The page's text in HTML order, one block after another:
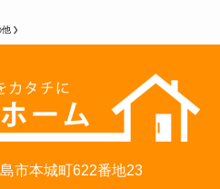
他
市本城町622番地23